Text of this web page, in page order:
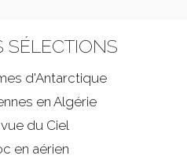
SÉLECTIONS
d'Antarctique
en Algérie
du Ciel
en aérien